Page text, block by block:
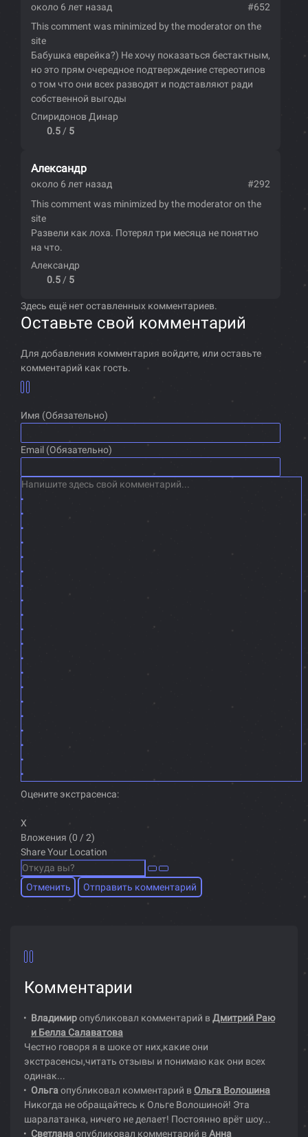
около 6 лет назад
#652
This comment was minimized by the moderator on the
site
Бабушка еврейка?) Не хочу показаться бестактным,
но это прям очередное подтверждение стереотипов
о том что они всех разводят и подставляют ради
собственной выгоды
Спиридонов Динар
0.5 / 5
Александр
около 6 лет назад
#292
This comment was minimized by the moderator on the
site
Развели как лоха. Потерял три месяца не понятно
на что.
Александр
0.5 / 5
Здесь ещё нет оставленных комментариев.
Оставьте свой комментарий
Для добавления комментария войдите, или оставьте
комментарий как гость.
Имя (Обязательно)
Email (Обязательно)
Оцените экстрасенса:
X
Вложения (0 / 2)
Share Your Location
Отменить Отправить комментарий
Комментарии
Владимиропубликовал комментарий в Дмитрий Раю
и Белла Салаватова
Честно говоря я в шоке от них,какие они
экстрасенсы,читать отзывы и понимаю как они всех
одинак...
Ольгаопубликовал комментарий в Ольга Волошина
Никогда не обращайтесь к Ольге Волошиной! Эта
шаралатанка, ничего не делает! Постоянно врёт шоу...
Светланаопубликовал комментарий в Анна